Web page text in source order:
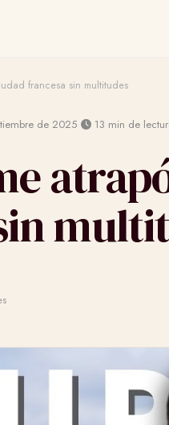
francesa sin multitudes
de 2025· 13 min de